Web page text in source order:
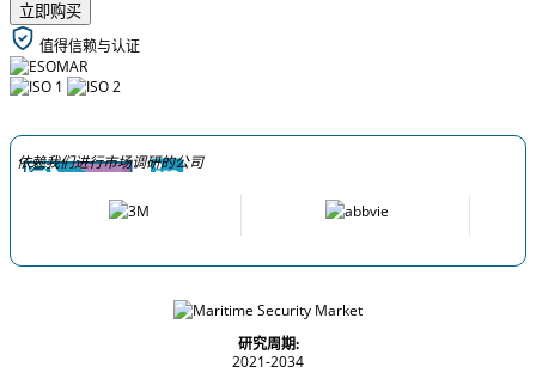
立即购买
值得信赖与认证
依赖我们进行市场调研的公司
研究周期:
2021-2034